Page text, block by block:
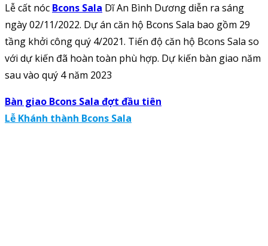
Lễ cất nóc Bcons Sala Dĩ An Bình Dương diễn ra sáng
ngày 02/11/2022. Dự án căn hộ Bcons Sala bao gồm 29
tầng khởi công quý 4/2021. Tiến độ căn hộ Bcons Sala so
với dự kiến đã hoàn toàn phù hợp. Dự kiến bàn giao năm
sau vào quý 4 năm 2023
Bàn giao Bcons Sala đợt đầu tiên
Lễ Khánh thành Bcons Sala